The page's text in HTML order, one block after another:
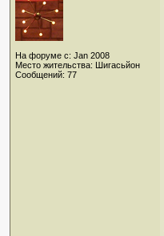
На форуме с: Jan 2008
Место жительства: Шигасьйон
Сообщений: 77